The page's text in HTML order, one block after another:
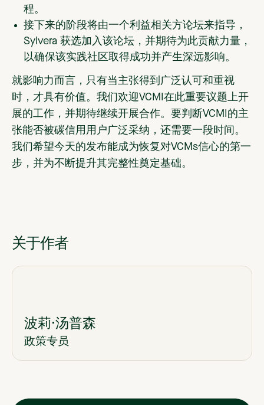
程。
接下来的阶段将由一个利益相关方论坛来指导，
Sylvera 获选加入该论坛，并期待为此贡献力量，
以确保该实践社区取得成功并产生深远影响。
就影响力而言，只有当主张得到广泛认可和重视
时，才具有价值。我们欢迎VCMI在此重要议题上开
展的工作，并期待继续开展合作。要判断VCMI的主
张能否被碳信用用户广泛采纳，还需要一段时间。
我们希望今天的发布能成为恢复对VCMs信心的第一
步，并为不断提升其完整性奠定基础。
关于作者
波莉·汤普森
政策专员